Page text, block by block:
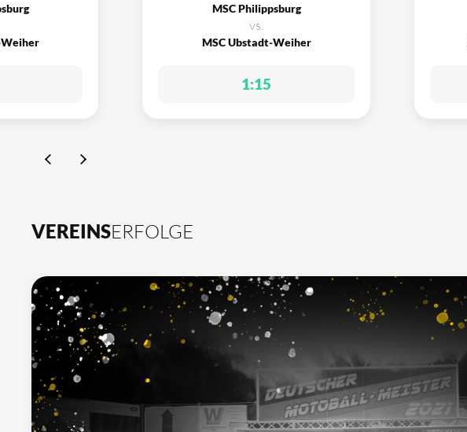
MSC Philippsburg
vs.
MSC Ubstadt-Weiher
1:15
VEREINSERFOLGE